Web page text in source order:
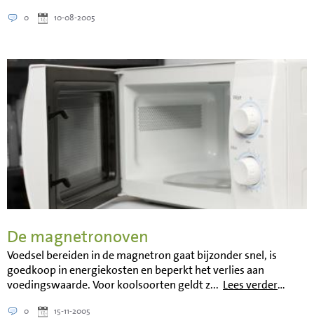
0 10-08-2005
De magnetronoven
Voedsel bereiden in de magnetron gaat bijzonder snel, is
goedkoop in energiekosten en beperkt het verlies aan
voedingswaarde. Voor koolsoorten geldt z... Lees verder…
0 15-11-2005